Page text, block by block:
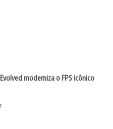
moderniza o FPS icônico